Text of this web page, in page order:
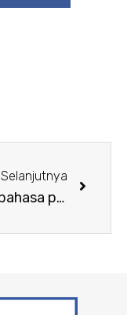
Selanjutnya
Kursus bahasa prancis Extensif – Maret 2025